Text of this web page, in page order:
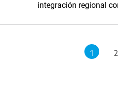
integración regional
1 2